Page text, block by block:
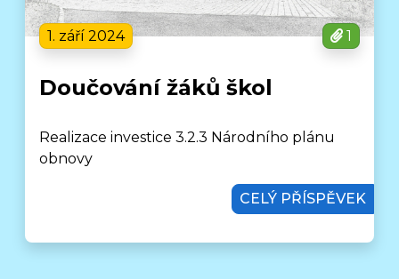
1. září 2024 1
Doučování žáků škol
Realizace investice 3.2.3 Národního plánu
obnovy
CELÝ PŘÍSPĚVEK